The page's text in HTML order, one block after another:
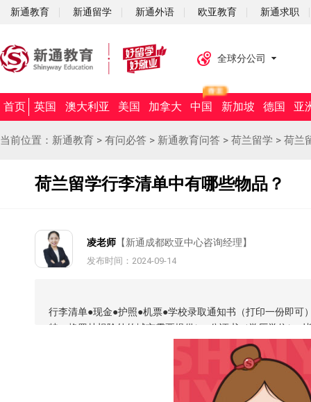
新通教育 新通留学 新通外语 欧亚教育 新通求职
全球分公司
首页 英国 澳大利亚 美国 加拿大 中国 新加坡 德国 亚
当前位置： 新通教育 > 有问必答 > 新通教育问答 > 荷兰留学 > 荷兰
荷兰留学行李清单中有哪些物品？
凌老师 【新通成都欧亚中心咨询经理】
发布时间：2024-09-14
行李清单●现金●护照●机票●学校录取通知书（打印一份即
特、格罗林根除外的城市需要提供）●公证书（学历学位）●